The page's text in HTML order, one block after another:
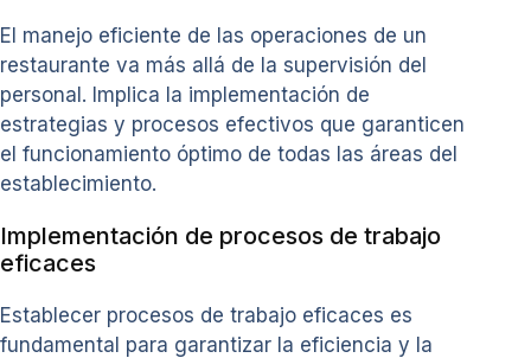
El manejo eficiente de las operaciones de un
restaurante va más allá de la supervisión del
personal. Implica la implementación de
estrategias y procesos efectivos que garanticen
el funcionamiento óptimo de todas las áreas del
establecimiento.
Implementación de procesos de trabajo
eficaces
Establecer procesos de trabajo eficaces es
fundamental para garantizar la eficiencia y la